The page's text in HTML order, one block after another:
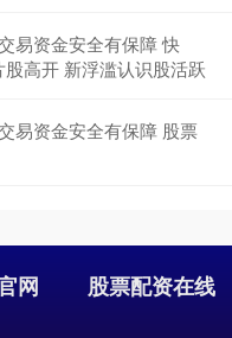
易资金安全有保障 快
高开 新浮滥认识股活跃
易资金安全有保障 股票
网 股票配资在线